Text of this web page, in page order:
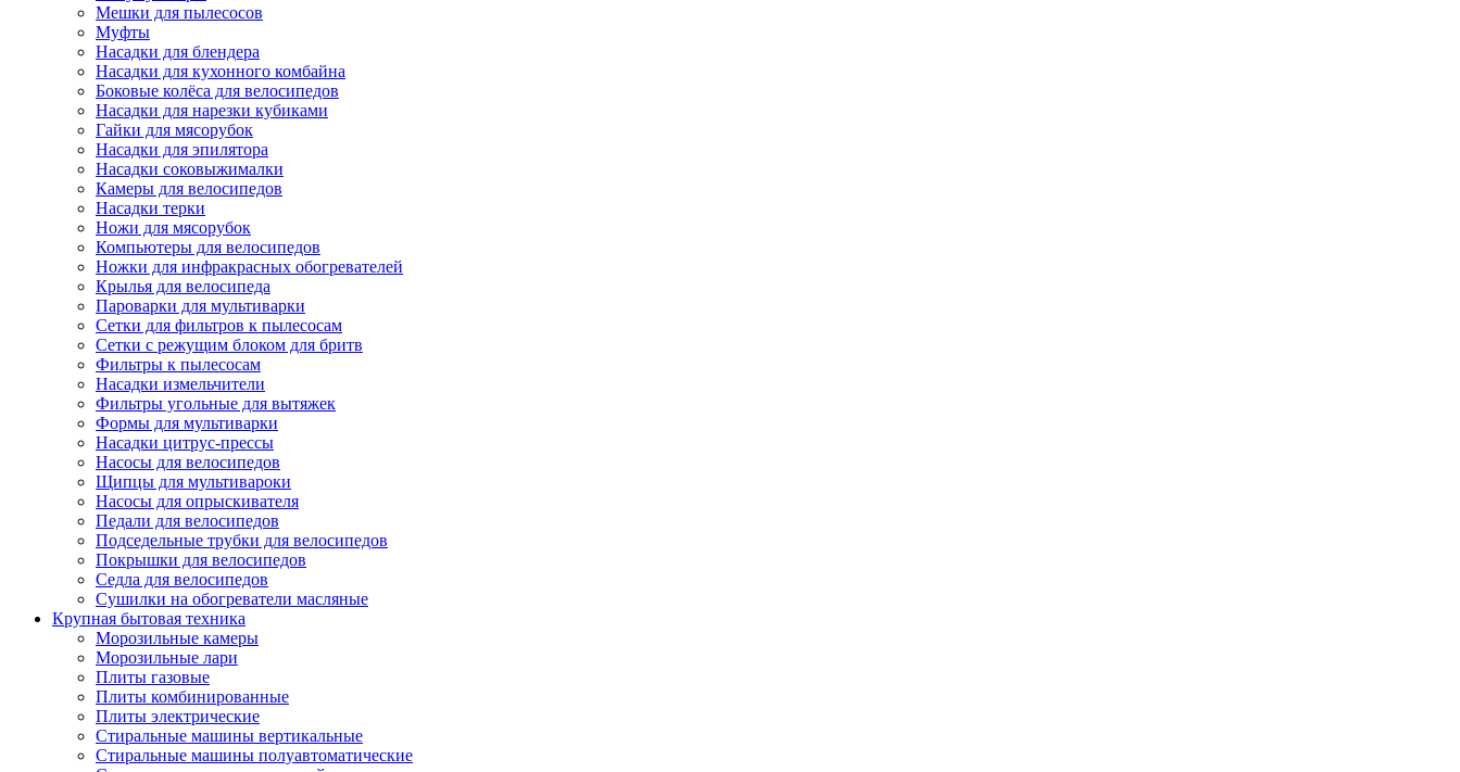
Мешки для пылесосов
Муфты
Насадки для блендера
Насадки для кухонного комбайна
Боковые колёса для велосипедов
Насадки для нарезки кубиками
Гайки для мясорубок
Насадки для эпилятора
Насадки соковыжималки
Камеры для велосипедов
Насадки терки
Ножи для мясорубок
Компьютеры для велосипедов
Ножки для инфракрасных обогревателей
Крылья для велосипеда
Пароварки для мультиварки
Сетки для фильтров к пылесосам
Сетки с режущим блоком для бритв
Фильтры к пылесосам
Насадки измельчители
Фильтры угольные для вытяжек
Формы для мультиварки
Насадки цитрус-прессы
Насосы для велосипедов
Щипцы для мультивароки
Насосы для опрыскивателя
Педали для велосипедов
Подседельные трубки для велосипедов
Покрышки для велосипедов
Седла для велосипедов
Сушилки на обогреватели масляные
Крупная бытовая техника
Морозильные камеры
Морозильные лари
Плиты газовые
Плиты комбинированные
Плиты электрические
Стиральные машины вертикальные
Стиральные машины полуавтоматические